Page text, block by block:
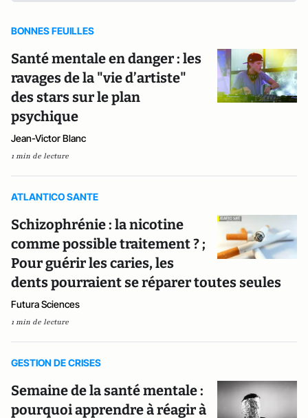
BONNES FEUILLES
Santé mentale en danger : les
ravages de la "vie d’artiste"
des stars sur le plan
psychique
Jean-Victor Blanc
1 min de lecture
ATLANTICO SANTE
Schizophrénie : la nicotine
comme possible traitement ? ;
Pour guérir les caries, les
dents pourraient se réparer toutes seules
Futura Sciences
1 min de lecture
GESTION DE CRISES
Semaine de la santé mentale :
pourquoi apprendre à réagir à